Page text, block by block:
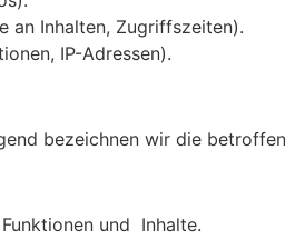
an Inhalten, Zugriffszeiten).
IP-Adressen).
bezeichnen wir die
und Inhalte.